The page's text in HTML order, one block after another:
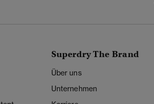
Superdry The Brand
Über uns
Unternehmen